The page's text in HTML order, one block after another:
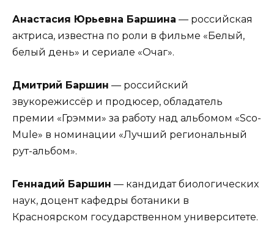
Анастасия Юрьевна Баршина — российская
актриса, известна по роли в фильме «Белый,
белый день» и сериале «Очаг».
Дмитрий Баршин — российский
звукорежиссёр и продюсер, обладатель
премии «Грэмми» за работу над альбомом «Sco-
Mule» в номинации «Лучший региональный
рут-альбом».
Геннадий Баршин — кандидат биологических
наук, доцент кафедры ботаники в
Красноярском государственном университете.